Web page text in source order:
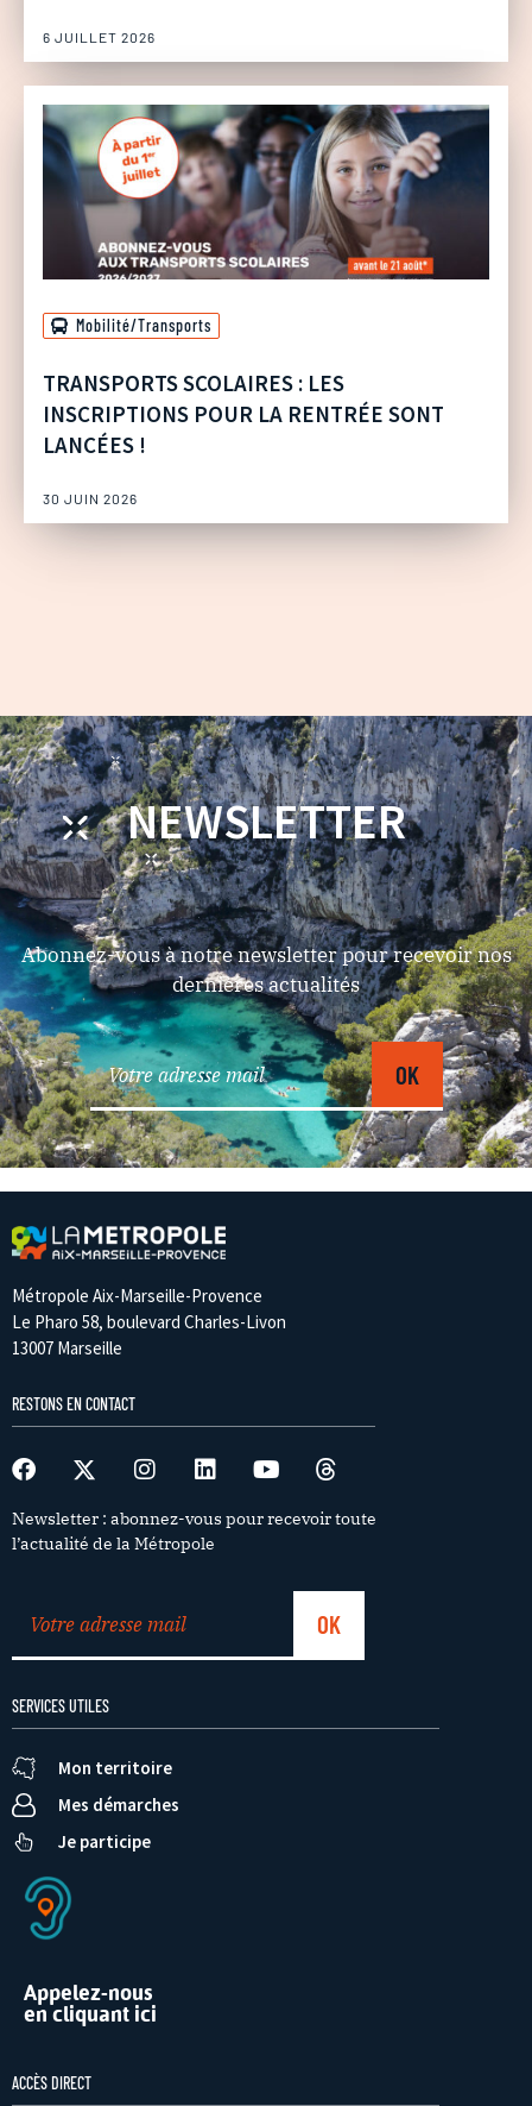
6 JUILLET 2026
Mobilité/Transports
TRANSPORTS SCOLAIRES : LES
INSCRIPTIONS POUR LA RENTRÉE SONT
LANCÉES !
30 JUIN 2026
NEWSLETTER
Abonnez-vous à notre newsletter pour recevoir nos
dernières actualités
Métropole Aix-Marseille-Provence
Le Pharo 58, boulevard Charles-Livon
13007 Marseille
RESTONS EN CONTACT
Newsletter : abonnez-vous pour recevoir toute
l’actualité de la Métropole
SERVICES UTILES
Mon territoire
Mes démarches
Je participe
Appelez-nous
en cliquant ici
ACCÈS DIRECT